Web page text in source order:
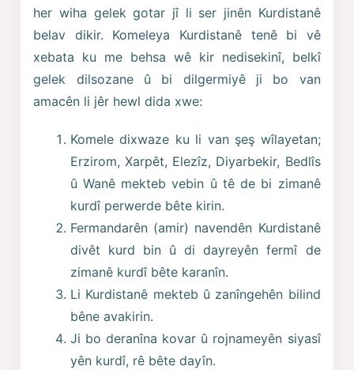
her wiha gelek gotar jî li ser jinên Kurdistanê
belav dikir. Komeleya Kurdistanê tenê bi vê
xebata ku me behsa wê kir nedisekinî, belkî
gelek dilsozane û bi dilgermiyê ji bo van
amacên li jêr hewl dida xwe:
Komele dixwaze ku li van şeş wîlayetan;
Erzirom, Xarpêt, Elezîz, Diyarbekir, Bedlîs
û Wanê mekteb vebin û tê de bi zimanê
kurdî perwerde bête kirin.
Fermandarên (amir) navendên Kurdistanê
divêt kurd bin û di dayreyên fermî de
zimanê kurdî bête karanîn.
Li Kurdistanê mekteb û zanîngehên bilind
bêne avakirin.
Ji bo deranîna kovar û rojnameyên siyasî
yên kurdî, rê bête dayîn.